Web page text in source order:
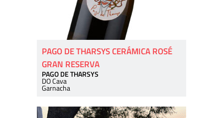
PAGO DE THARSYS CERÁMICA ROSÉ
GRAN RESERVA
PAGO DE THARSYS
DO Cava
Garnacha